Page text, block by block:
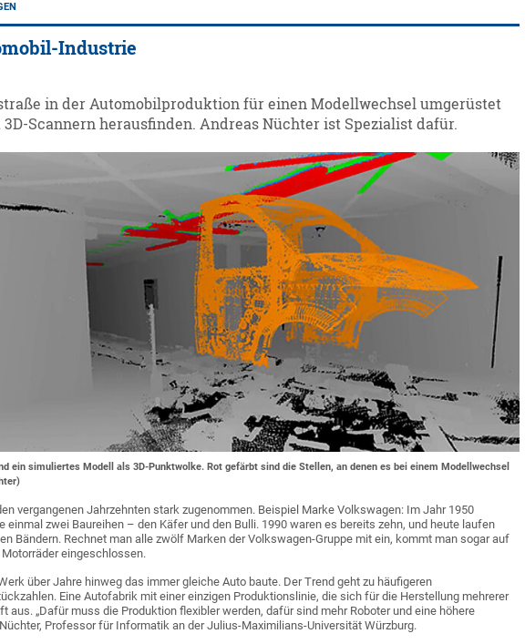
Industrie
in der Automobilproduktion für einen Modellwechsel umgerüstet
Scannern herausfinden. Andreas Nüchter ist Spezialist dafür.
ein simuliertes Modell als 3D-Punktwolke. Rot gefärbt sind die Stellen, an denen es bei einem Modellwechsel
vergangenen Jahrzehnten stark zugenommen. Beispiel Marke Volkswagen: Im Jahr 1950
einmal zwei Baureihen – den Käfer und den Bulli. 1990 waren es bereits zehn, und heute laufen
Bändern. Rechnet man alle zwölf Marken der Volkswagen-Gruppe mit ein, kommt man sogar auf
eingeschlossen.
über Jahre hinweg das immer gleiche Auto baute. Der Trend geht zu häufigeren
Eine Autofabrik mit einer einzigen Produktionslinie, die sich für die Herstellung mehrerer
aus. „Dafür muss die Produktion flexibler werden, dafür sind mehr Roboter und eine höhere
Professor für Informatik an der Julius-Maximilians-Universität Würzburg.